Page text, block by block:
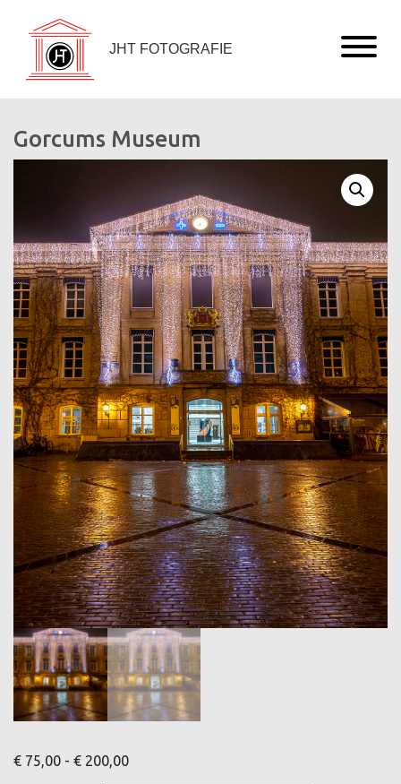
JHT FOTOGRAFIE
Gorcums Museum
€ 75,00 - € 200,00Prijsklasse: